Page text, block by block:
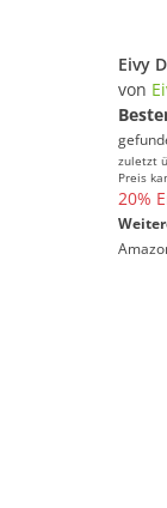
von
zuletzt
Preis
20%